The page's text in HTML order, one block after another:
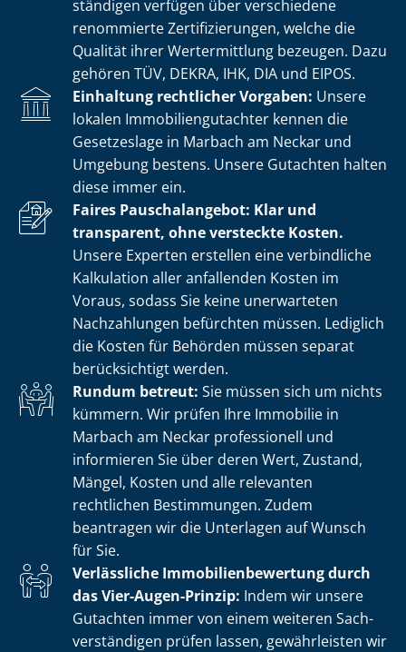
stän­di­gen verfügen über verschiedene
renommierte Zer­ti­fi­zie­run­gen, welche die
Qualität ihrer Wertermittlung bezeugen. Dazu
gehören TÜV, DEKRA, IHK, DIA und EIPOS.
Einhaltung rechtlicher Vorgaben: Unsere
lokalen Im­mo­bi­li­en­gut­ach­ter kennen die
Gesetzeslage in Marbach am Neckar und
Umgebung bestens. Unsere Gutachten halten
diese immer ein.
Faires Pauschalangebot: Klar und
transparent, ohne versteckte Kosten.
Unsere Experten erstellen eine verbindliche
Kalkulation aller anfallenden Kosten im
Voraus, sodass Sie keine unerwarteten
Nachzahlungen befürchten müssen. Lediglich
die Kosten für Behörden müssen separat
berücksichtigt werden.
Rundum betreut: Sie müssen sich um nichts
kümmern. Wir prüfen Ihre Immobilie in
Marbach am Neckar professionell und
informieren Sie über deren Wert, Zustand,
Mängel, Kosten und alle relevanten
rechtlichen Bestimmungen. Zudem
beantragen wir die Unterlagen auf Wunsch
für Sie.
Verlässliche Im­mo­bi­li­en­be­wer­tung durch
das Vier-Augen-Prinzip: Indem wir unsere
Gutachten immer von einem weiteren Sach­
ver­stän­di­gen prüfen lassen, gewährleisten wir